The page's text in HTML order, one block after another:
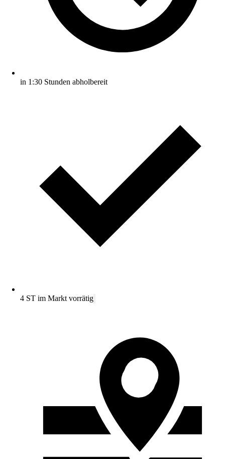
in 1:30 Stunden abholbereit
4 ST im Markt vorrätig